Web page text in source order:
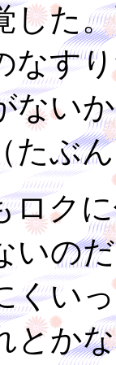
した
なす
ない
たぶ
クに
いの
くい
とか